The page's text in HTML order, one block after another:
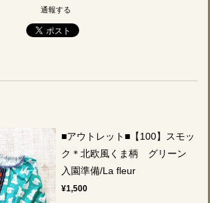
通報する
■アウトレット■【100】スモッ
ク＊北欧風くま柄 グリーン
入園準備/La fleur
¥1,500